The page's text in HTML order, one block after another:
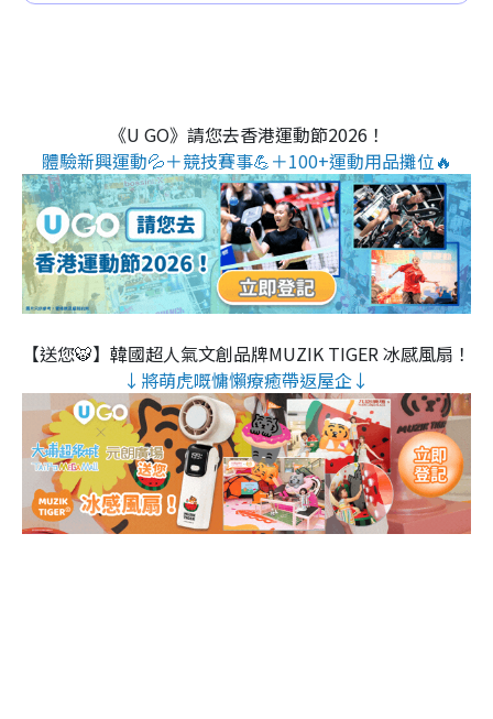
《U GO》請您去香港運動節2026！
體驗新興運動💦＋競技賽事💪＋100+運動用品攤位🔥
【送您🐯】韓國超人氣文創品牌MUZIK TIGER 冰感風扇！
↓將萌虎嘅慵懶療癒帶返屋企↓